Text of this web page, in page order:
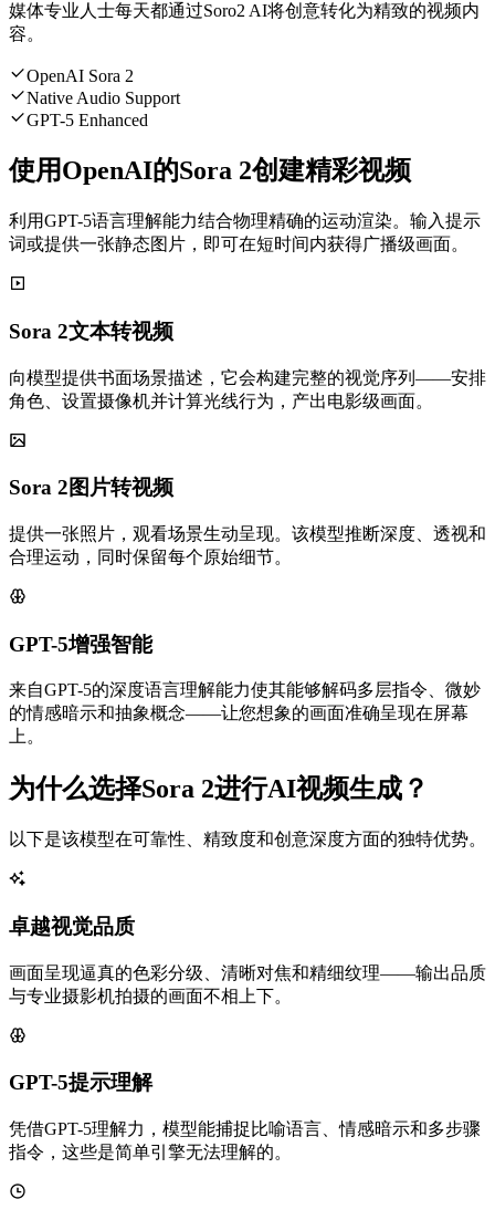
媒体专业人士每天都通过Soro2 AI将创意转化为精致的视频内
容。
OpenAI Sora 2
Native Audio Support
GPT-5 Enhanced
使用OpenAI的Sora 2创建精彩视频
利用GPT-5语言理解能力结合物理精确的运动渲染。输入提示
词或提供一张静态图片，即可在短时间内获得广播级画面。
Sora 2文本转视频
向模型提供书面场景描述，它会构建完整的视觉序列——安排
角色、设置摄像机并计算光线行为，产出电影级画面。
Sora 2图片转视频
提供一张照片，观看场景生动呈现。该模型推断深度、透视和
合理运动，同时保留每个原始细节。
GPT-5增强智能
来自GPT-5的深度语言理解能力使其能够解码多层指令、微妙
的情感暗示和抽象概念——让您想象的画面准确呈现在屏幕
上。
为什么选择Sora 2进行AI视频生成？
以下是该模型在可靠性、精致度和创意深度方面的独特优势。
卓越视觉品质
画面呈现逼真的色彩分级、清晰对焦和精细纹理——输出品质
与专业摄影机拍摄的画面不相上下。
GPT-5提示理解
凭借GPT-5理解力，模型能捕捉比喻语言、情感暗示和多步骤
指令，这些是简单引擎无法理解的。